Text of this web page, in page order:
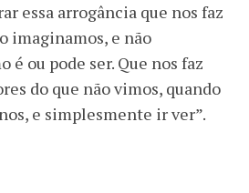
essa arrogância que nos faz
imaginamos, e não
é ou pode ser. Que nos faz
do que não vimos, quando
e simplesmente ir ver”.